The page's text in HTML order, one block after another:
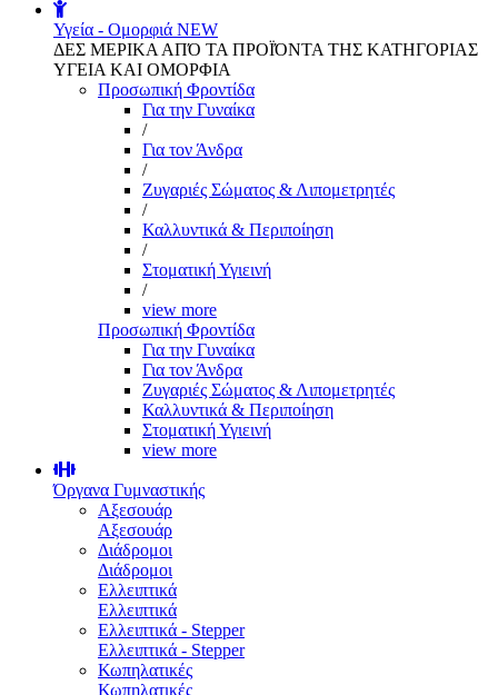
Υγεία - Ομορφιά NEW
ΔΕΣ ΜΕΡΙΚΑ ΑΠΌ ΤΑ ΠΡΟΪΌΝΤΑ ΤΗΣ ΚΑΤΗΓΟΡΙΑΣ
ΥΓΕΙΑ ΚΑΙ ΟΜΟΡΦΙΑ
Προσωπική Φροντίδα
Για την Γυναίκα
/
Για τον Άνδρα
/
Ζυγαριές Σώματος & Λιπομετρητές
/
Καλλυντικά & Περιποίηση
/
Στοματική Υγιεινή
/
view more
Προσωπική Φροντίδα
Για την Γυναίκα
Για τον Άνδρα
Ζυγαριές Σώματος & Λιπομετρητές
Καλλυντικά & Περιποίηση
Στοματική Υγιεινή
view more
Όργανα Γυμναστικής
Αξεσουάρ
Αξεσουάρ
Διάδρομοι
Διάδρομοι
Ελλειπτικά
Ελλειπτικά
Ελλειπτικά - Stepper
Ελλειπτικά - Stepper
Κωπηλατικές
Κωπηλατικές